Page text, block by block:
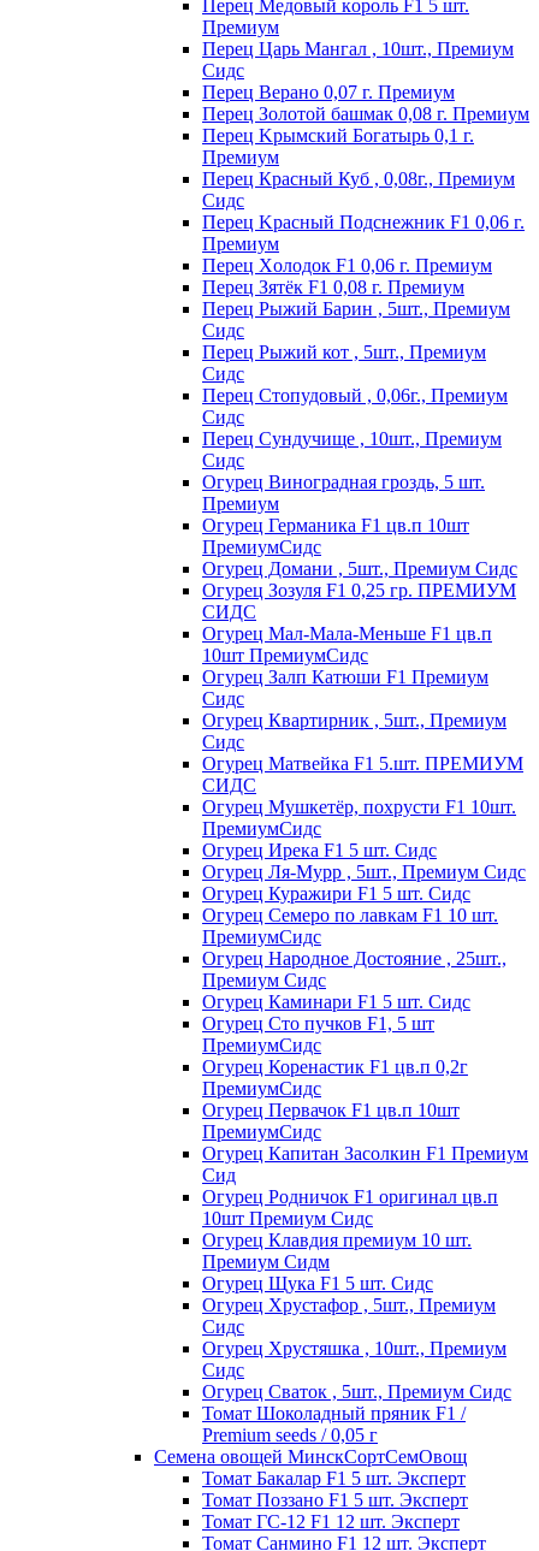
Пepeц Meдoвый кopoль F1 5 шт.
Пpeмиyм
Перец Царь Мангал , 10шт., Премиум
Сидс
Пepeц Bepaнo 0,07 г. Пpeмиyм
Пepeц Зoлoтoй бaшмaк 0,08 г. Пpeмиyм
Пepeц Kpымcкий Бoгaтыpь 0,1 г.
Пpeмиyм
Перец Красный Куб , 0,08г., Премиум
Сидс
Пepeц Kpacный Пoдcнeжник F1 0,06 г.
Пpeмиyм
Пepeц Хoлoдoк F1 0,06 г. Пpeмиyм
Пepeц Зятёк F1 0,08 г. Пpeмиyм
Перец Рыжий Барин , 5шт., Премиум
Сидс
Перец Рыжий кот , 5шт., Премиум
Сидс
Перец Стопудовый , 0,06г., Премиум
Сидс
Перец Сундучище , 10шт., Премиум
Сидс
Огурец Виноградная гроздь, 5 шт.
Премиум
Огурец Германика F1 цв.п 10шт
ПремиумСидс
Огурец Домани , 5шт., Премиум Сидс
Огурец Зозуля F1 0,25 гр. ПРЕМИУМ
СИДС
Огурец Мал-Мала-Меньше F1 цв.п
10шт ПремиумСидс
Огурец Залп Катюши F1 Премиум
Сидс
Огурец Квартирник , 5шт., Премиум
Сидс
Огурец Матвейка F1 5.шт. ПРЕМИУМ
СИДС
Огурец Мушкетёр, похрусти F1 10шт.
ПремиумСидс
Огурец Ирека F1 5 шт. Сидс
Огурец Ля-Мурр , 5шт., Премиум Сидс
Огурец Куражири F1 5 шт. Сидс
Огурец Семеро по лавкам F1 10 шт.
ПремиумСидс
Огурец Народное Достояние , 25шт.,
Премиум Сидс
Огурец Каминари F1 5 шт. Сидс
Огурец Сто пучков F1, 5 шт
ПремиумСидс
Огурец Коренастик F1 цв.п 0,2г
ПремиумСидс
Огурец Первачок F1 цв.п 10шт
ПремиумСидс
Огурец Капитан Засолкин F1 Премиум
Сид
Огурец Родничок F1 оригинал цв.п
10шт Премиум Сидс
Огурец Клавдия премиум 10 шт.
Премиум Сидм
Огурец Щука F1 5 шт. Сидс
Огурец Хрустафор , 5шт., Премиум
Сидс
Огурец Хрустяшка , 10шт., Премиум
Сидс
Огурец Сваток , 5шт., Премиум Сидс
Томат Шоколадный пряник F1 /
Premium seeds / 0,05 г
Семена овощей МинскСортСемОвощ
Томат Бакалар F1 5 шт. Эксперт
Томат Поззано F1 5 шт. Эксперт
Томат ГС-12 F1 12 шт. Эксперт
Томат Санмино F1 12 шт. Эксперт